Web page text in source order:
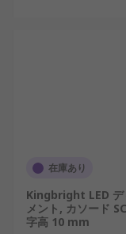
在庫あり
Kingbright LED デ
メント, カソード
字高 10 mm